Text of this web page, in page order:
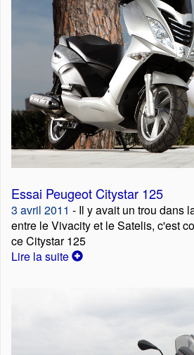
Essai Peugeot Citystar 125
3 avril 2011 - Il y avait un trou dans
entre le Vivacity et le Satelis, c'est
ce Citystar 125
Lire la suite